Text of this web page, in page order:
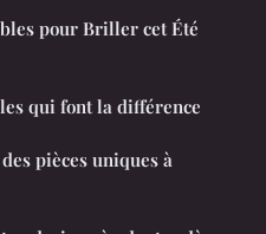
pour Briller cet Été
qui font la différence
pièces uniques à